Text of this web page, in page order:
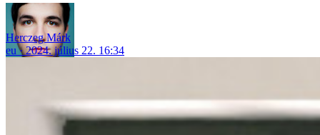
Herczeg Márk
eu
2024. július 22. 16:34